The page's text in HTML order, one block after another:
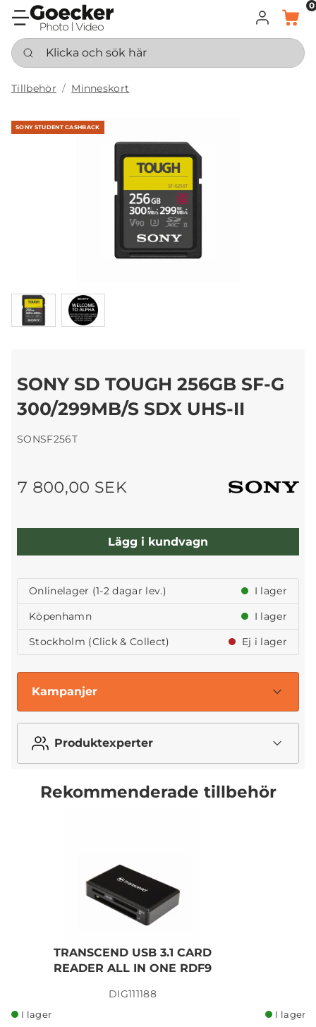
LOGGA IN
KORG
0
Klicka och sök här
Tillbehör Minneskort
SONY STUDENT CASHBACK
SONY SD TOUGH 256GB SF-G
300/299MB/S SDX UHS-II
SONSF256T
7 800,00 SEK
Lägg i kundvagn
Onlinelager (1-2 dagar lev.)
I lager
Köpenhamn
I lager
Stockholm (Click & Collect)
Ej i lager
Kampanjer
Produktexperter
Rekommenderade tillbehör
TRANSCEND USB 3.1 CARD
READER ALL IN ONE RDF9
DIG111188
I lager I lager